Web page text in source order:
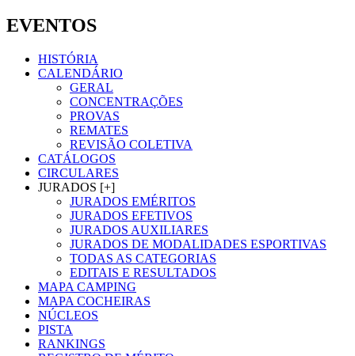
EVENTOS
HISTÓRIA
CALENDÁRIO
GERAL
CONCENTRAÇÕES
PROVAS
REMATES
REVISÃO COLETIVA
CATÁLOGOS
CIRCULARES
JURADOS [+]
JURADOS EMÉRITOS
JURADOS EFETIVOS
JURADOS AUXILIARES
JURADOS DE MODALIDADES ESPORTIVAS
TODAS AS CATEGORIAS
EDITAIS E RESULTADOS
MAPA CAMPING
MAPA COCHEIRAS
NÚCLEOS
PISTA
RANKINGS